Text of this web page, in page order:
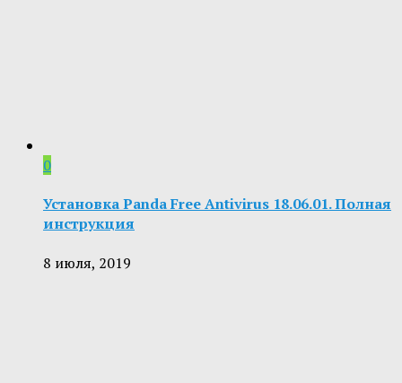
0
Установка Panda Free Antivirus 18.06.01. Полная
инструкция
8 июля, 2019